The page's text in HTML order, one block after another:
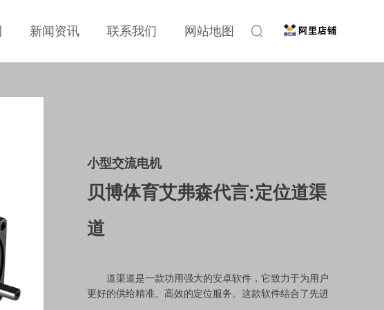
新闻资讯 联系我们 网站地图
小型交流电机
贝博体育艾弗森代言:定位道渠
道
道渠道是一款功用强大的安卓软件，它致力于为用户
更好的供给精准、高效的定位服务。这款软件结合了先进